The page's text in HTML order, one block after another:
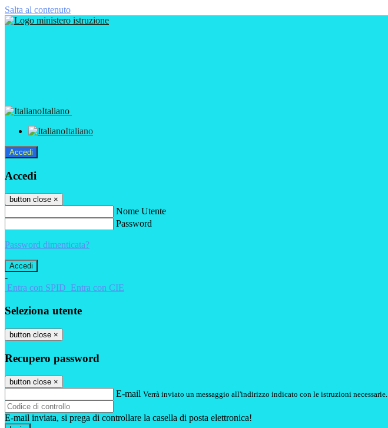
Salta al contenuto
Italiano
Italiano
Accedi
Accedi
button close ×
Nome Utente
Password
Password dimenticata?
-
Entra con SPID Entra con CIE
Seleziona utente
button close ×
Recupero password
button close ×
E-mail Verrà inviato un messaggio all'indirizzo indicato con le istruzioni necessarie.
E-mail inviata, si prega di controllare la casella di posta elettronica!